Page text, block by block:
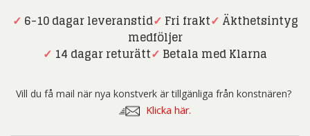
Gabba
305mm
✓ 6-10 dagar leveranstid✓ Fri frakt✓ Äkthetsintyg
medföljer
✓ 14 dagar returätt✓ Betala med Klarna
Vill du få mail när nya konstverk är tillgänliga från konstnären?
Klicka här.